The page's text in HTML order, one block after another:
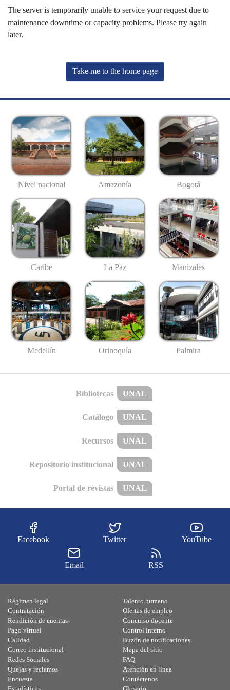
The server is temporarily unable to service your request due to
maintenance downtime or capacity problems. Please try again
later.
Take me to the home page
Nivel nacional Amazonía Bogotá
Caribe La Paz Manizales
Medellín Orinoquía Palmira
Bibliotecas UNAL
Catálogo UNAL
Recursos UNAL
Repositorio institucional UNAL
Portal de revistas UNAL
Facebook Twitter YouTube
Email RSS
Régimen legal
Contratación
Rendición de cuentas
Pago virtual
Calidad
Talento humano
Ofertas de empleo
Concurso docente
Control interno
Buzón de notificaciones
Correo institucional
Redes Sociales
Quejas y reclamos
Encuesta
Mapa del sitio
FAQ
Atención en línea
Contáctenos